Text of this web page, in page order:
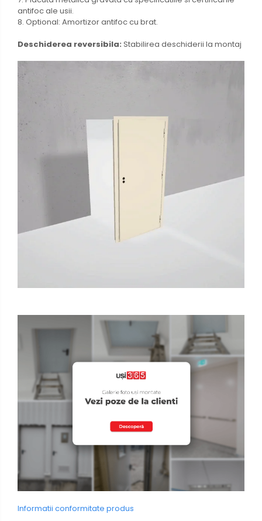
antifoc ale usii.
8. Optional: Amortizor antifoc cu brat.
Deschiderea reversibila: Stabilirea deschiderii la montaj
Informatii conformitate produs